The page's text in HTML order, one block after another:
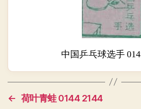
中国乒乓球选手
← 荷叶青蛙 0144 2144